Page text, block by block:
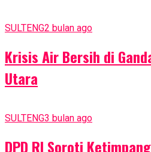
SULTENG2 bulan ago
Krisis Air Bersih di
Utara
SULTENG3 bulan ago
DPD RI Soroti